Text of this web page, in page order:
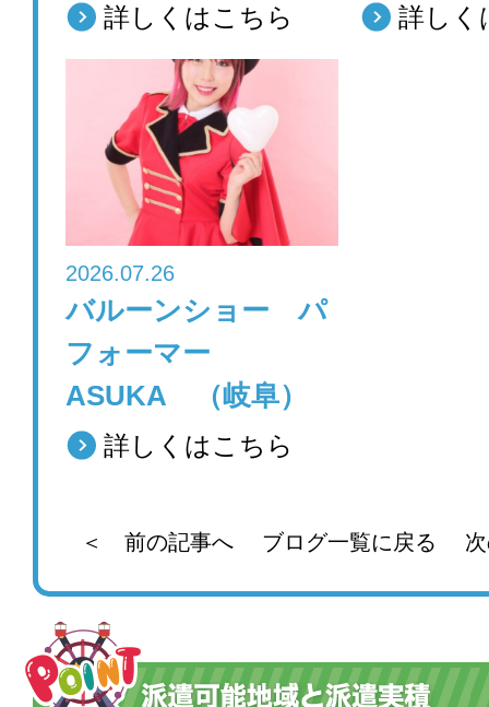
詳しくはこちら 詳しく
2026.07.26
バルーンショー パ
フォーマー
ASUKA （岐阜）
詳しくはこちら
＜ 前の記事へ ブログ一覧に戻る